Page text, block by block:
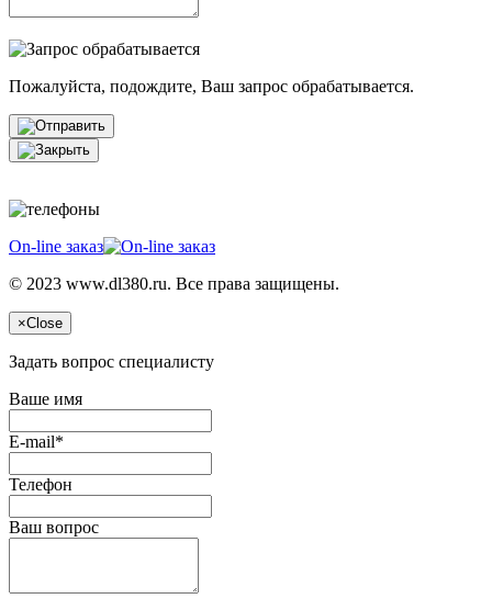
Пожалуйста, подождите, Ваш запрос обрабатывается.
On-line заказ
© 2023 www.dl380.ru. Все права защищены.
×Close
Задать вопрос специалисту
Ваше имя
E-mail*
Телефон
Ваш вопрос